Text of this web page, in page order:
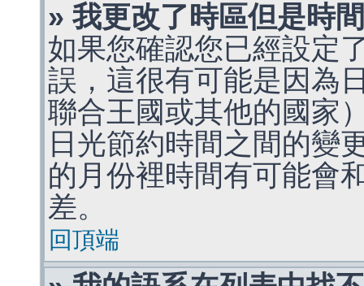
» 我更改了時區但是時
如果您確認您已經設定
誤，這很有可能是因為
聯合王國或其他的國家
日光節約時間之間的變
的月份裡時間有可能會
差。
回頂端